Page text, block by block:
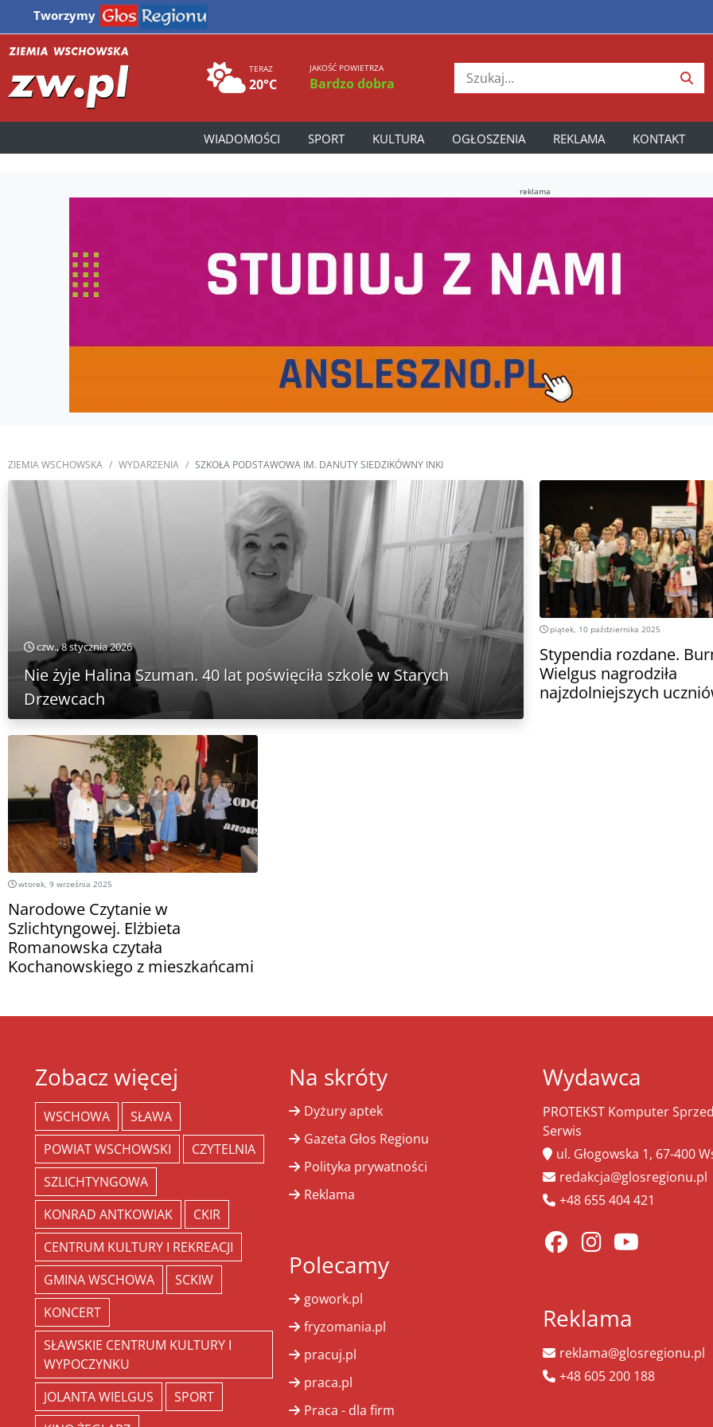
Tworzymy
TERAZ
20°C
JAKOŚĆ POWIETRZA
Bardzo dobra
WIADOMOŚCI SPORT KULTURA OGŁOSZENIA REKLAMA KONTAKT
reklama
ZIEMIA WSCHOWSKA WYDARZENIA SZKOŁA PODSTAWOWA IM. DANUTY SIEDZIKÓWNY INKI
czw., 8 stycznia 2026
Nie żyje Halina Szuman. 40 lat poświęciła szkole w Starych
Drzewcach
piątek, 10 października 2025
Stypendia rozdane.
Wielgus nagrodziła
najzdolniejszych
wtorek, 9 września 2025
Narodowe Czytanie w
Szlichtyngowej. Elżbieta
Romanowska czytała
Kochanowskiego z mieszkańcami
Zobacz więcej
WSCHOWA
SŁAWA
POWIAT WSCHOWSKI
CZYTELNIA
SZLICHTYNGOWA
KONRAD ANTKOWIAK
CKIR
CENTRUM KULTURY I REKREACJI
GMINA WSCHOWA
SCKIW
KONCERT
SŁAWSKIE CENTRUM KULTURY I
WYPOCZYNKU
JOLANTA WIELGUS
SPORT
Na skróty
Dyżury aptek
Gazeta Głos Regionu
Polityka prywatności
Reklama
Polecamy
gowork.pl
fryzomania.pl
pracuj.pl
praca.pl
Praca - dla firm
Wydawca
PROTEKST Komputer
Serwis
ul. Głogowska 1, 67-400
redakcja@glosregionu.pl
+48 655 404 421
Reklama
reklama@glosregionu.pl
+48 605 200 188